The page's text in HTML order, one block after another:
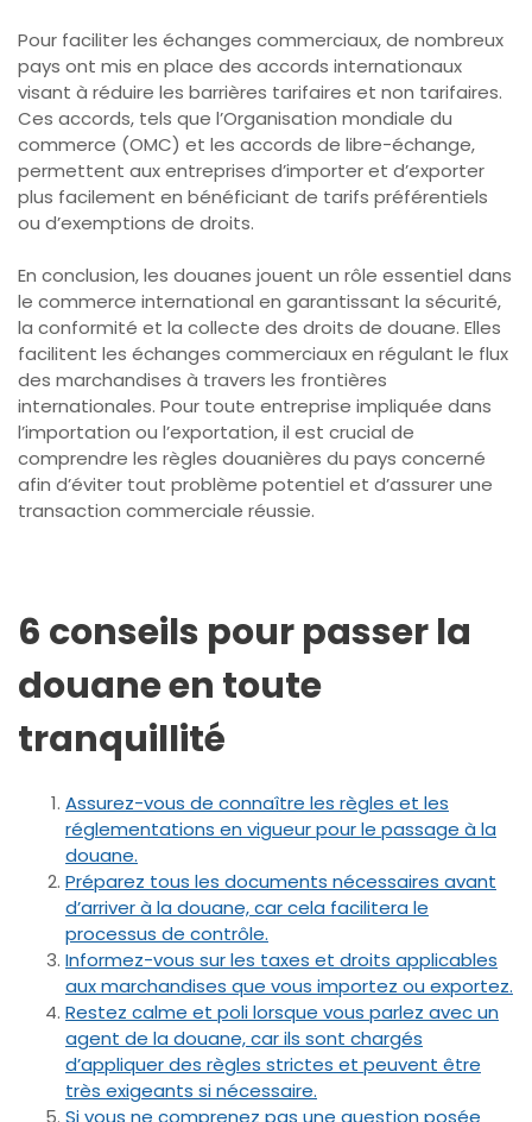
Pour faciliter les échanges commerciaux, de nombreux
pays ont mis en place des accords internationaux
visant à réduire les barrières tarifaires et non tarifaires.
Ces accords, tels que l’Organisation mondiale du
commerce (OMC) et les accords de libre-échange,
permettent aux entreprises d’importer et d’exporter
plus facilement en bénéficiant de tarifs préférentiels
ou d’exemptions de droits.
En conclusion, les douanes jouent un rôle essentiel dans
le commerce international en garantissant la sécurité,
la conformité et la collecte des droits de douane. Elles
facilitent les échanges commerciaux en régulant le flux
des marchandises à travers les frontières
internationales. Pour toute entreprise impliquée dans
l’importation ou l’exportation, il est crucial de
comprendre les règles douanières du pays concerné
afin d’éviter tout problème potentiel et d’assurer une
transaction commerciale réussie.
6 conseils pour passer la
douane en toute
tranquillité
Assurez-vous de connaître les règles et les
réglementations en vigueur pour le passage à la
douane.
Préparez tous les documents nécessaires avant
d’arriver à la douane, car cela facilitera le
processus de contrôle.
Informez-vous sur les taxes et droits applicables
aux marchandises que vous importez ou exportez.
Restez calme et poli lorsque vous parlez avec un
agent de la douane, car ils sont chargés
d’appliquer des règles strictes et peuvent être
très exigeants si nécessaire.